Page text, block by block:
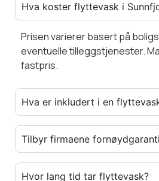
Hva koster flyttevask i
Prisen varierer basert på
eventuelle tilleggstjenester.
fastpris.
Hva er inkludert i en
Tilbyr firmaene
Hvor lang tid tar flyttevask?